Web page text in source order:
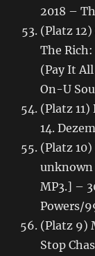
2018 –
(Platz
The
(Pay It
On-U
(Platz
14.
(Platz
unknown
MP3.] –
Powers/
(Platz 9)
Stop